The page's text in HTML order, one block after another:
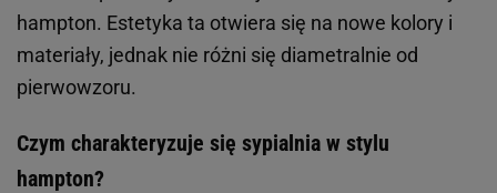
hampton. Estetyka ta otwiera się na nowe kolory i
materiały, jednak nie różni się diametralnie od
pierwowzoru.
Czym charakteryzuje się sypialnia w stylu
hampton?